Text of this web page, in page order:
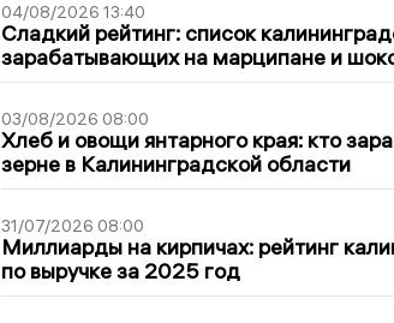
04/08/2026 13:40
Сладкий рейтинг: список
зарабатывающих на марципане и
03/08/2026 08:00
Хлеб и овощи янтарного края: кто
зерне в Калининградской области
31/07/2026 08:00
Миллиарды на кирпичах: рейтинг
по выручке за 2025 год